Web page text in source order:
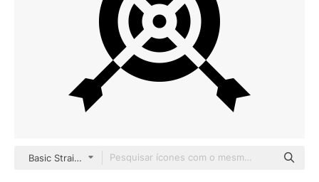
Basic Straight Filled